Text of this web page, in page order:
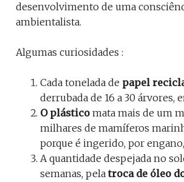
desenvolvimento de uma
ambientalista.
Algumas curiosidades :
Cada tonelada de papel
derrubada de 16 a 30 árvores,
O plástico mata mais de um
milhares de mamíferos
porque é ingerido, por
A quantidade despejada no
semanas, pelatroca de óleo